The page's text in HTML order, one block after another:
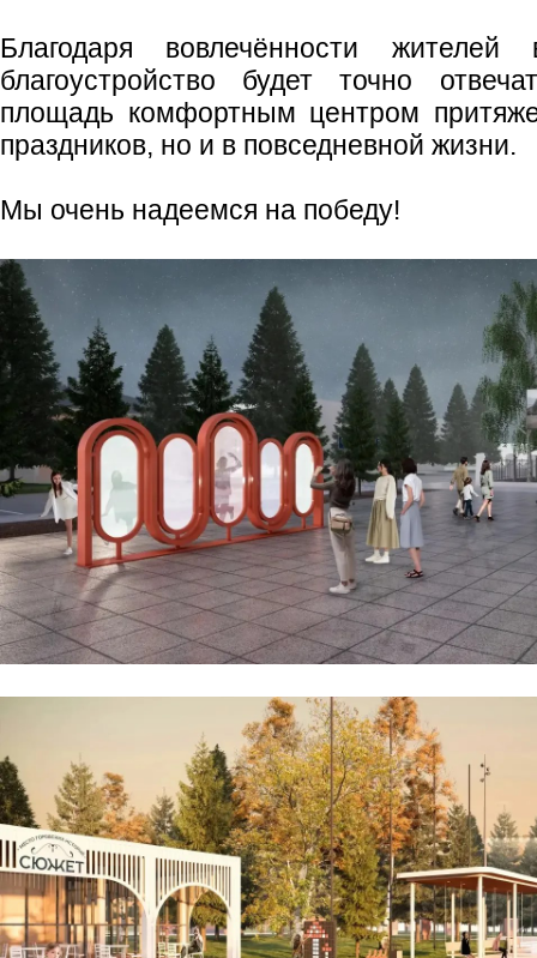
Благодаря вовлечённости
благоустройство будет точно
площадь комфортным центром
праздников, но и в повседневной жизни.
Мы очень надеемся на победу!